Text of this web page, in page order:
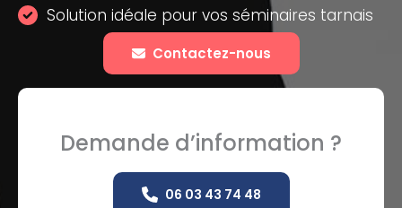
Solution idéale pour vos séminaires tarnais
Contactez-nous
Demande d’information ?
06 03 43 74 48